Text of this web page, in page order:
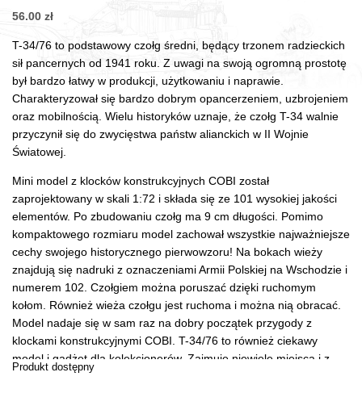
56.00 zł
T-34/76 to podstawowy czołg średni, będący trzonem radzieckich
sił pancernych od 1941 roku. Z uwagi na swoją ogromną prostotę
był bardzo łatwy w produkcji, użytkowaniu i naprawie.
Charakteryzował się bardzo dobrym opancerzeniem, uzbrojeniem
oraz mobilnością. Wielu historyków uznaje, że czołg T-34 walnie
przyczynił się do zwycięstwa państw alianckich w II Wojnie
Światowej.
Mini model z klocków konstrukcyjnych COBI został
zaprojektowany w skali 1:72 i składa się ze 101 wysokiej jakości
elementów. Po zbudowaniu czołg ma 9 cm długości. Pomimo
kompaktowego rozmiaru model zachował wszystkie najważniejsze
cechy swojego historycznego pierwowzoru! Na bokach wieży
znajdują się nadruki z oznaczeniami Armii Polskiej na Wschodzie i
numerem 102. Czołgiem można poruszać dzięki ruchomym
kołom. Również wieża czołgu jest ruchoma i można nią obracać.
Model nadaje się w sam raz na dobry początek przygody z
klockami konstrukcyjnymi COBI. T-34/76 to również ciekawy
model i gadżet dla kolekcjonerów. Zajmuje niewiele miejsca i z
łatwością znajdzie swoje miejsce na biurku w domu, w pracy czy
Produkt dostępny